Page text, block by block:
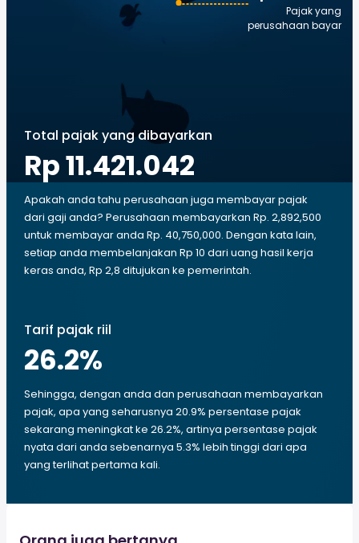
Pajak yang
perusahaan bayar
Total pajak yang dibayarkan
Rp 11.421.042
Apakah anda tahu perusahaan juga membayar pajak
dari gaji anda? Perusahaan membayarkan Rp. 2,892,500
untuk membayar anda Rp. 40,750,000. Dengan kata lain,
setiap anda membelanjakan Rp 10 dari uang hasil kerja
keras anda, Rp 2,8 ditujukan ke pemerintah.
Tarif pajak riil
26.2%
Sehingga, dengan anda dan perusahaan membayarkan
pajak, apa yang seharusnya 20.9% persentase pajak
sekarang meningkat ke 26.2%, artinya persentase pajak
nyata dari anda sebenarnya 5.3% lebih tinggi dari apa
yang terlihat pertama kali.